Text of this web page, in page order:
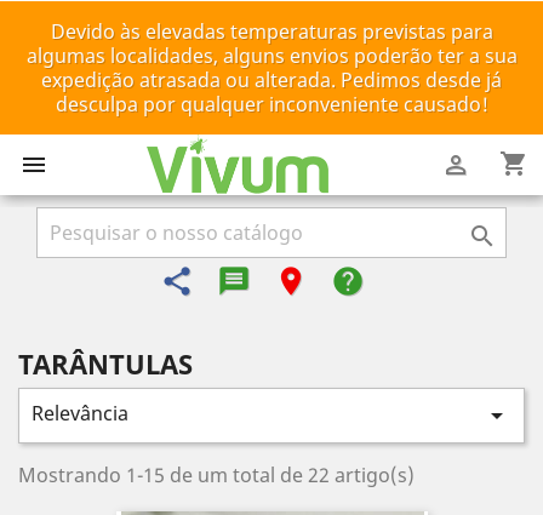
Devido às elevadas temperaturas previstas para
algumas localidades, alguns envios poderão ter a sua
expedição atrasada ou alterada. Pedimos desde já
desculpa por qualquer inconveniente causado!
 shopping_cart


share message-reply-text
room help
TARÂNTULAS
Relevância 
Mostrando 1-15 de um total de 22 artigo(s)